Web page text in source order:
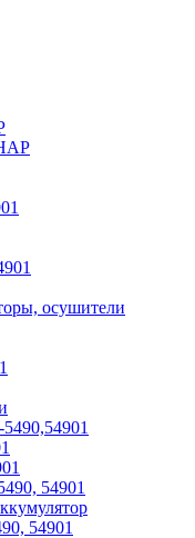
осушители
54901
54901